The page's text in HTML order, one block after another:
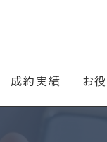
成約実績 お